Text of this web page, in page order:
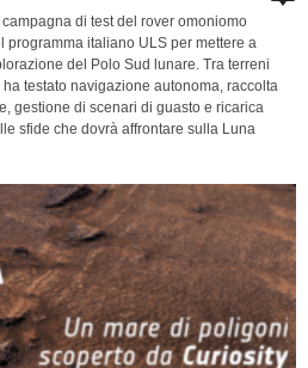
di test del rover omoniomo
programma italiano ULS per mettere a
del Polo Sud lunare. Tra terreni
testato navigazione autonoma, raccolta
gestione di scenari di guasto e ricarica
sfide che dovrà affrontare sulla Luna